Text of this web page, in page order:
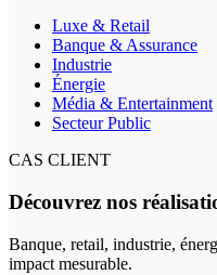
Luxe & Retail
Banque & Assurance
Industrie
Énergie
Média & Entertainment
Secteur Public
CAS CLIENT
Découvrez nos
Banque, retail, industrie,
impact mesurable.